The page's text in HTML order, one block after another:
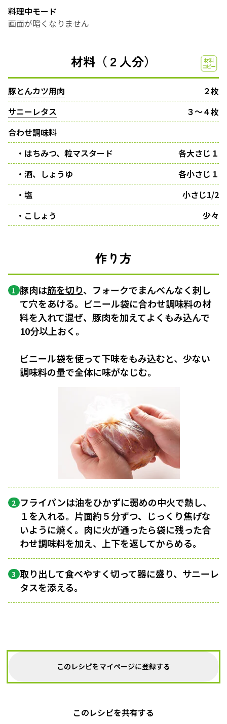
料理中モード
画面が暗くなりません
材料（２人分）
豚とんカツ用肉
２枚
サニーレタス
３〜４枚
合わせ調味料
・はちみつ、粒マスタード
各大さじ１
・酒、しょうゆ
各小さじ１
・塩
小さじ1/2
・こしょう
少々
作り方
1 豚肉は筋を切り、フォークでまんべんなく刺し
て穴をあける。ビニール袋に合わせ調味料の材
料を入れて混ぜ、豚肉を加えてよくもみ込んで
10分以上おく。
ビニール袋を使って下味をもみ込むと、少ない
調味料の量で全体に味がなじむ。
2 フライパンは油をひかずに弱めの中火で熱し、
１を入れる。片面約５分ずつ、じっくり焦げな
いように焼く。肉に火が通ったら袋に残った合
わせ調味料を加え、上下を返してからめる。
3 取り出して食べやすく切って器に盛り、サニーレ
タスを添える。
このレシピをマイページに登録する
このレシピを共有する